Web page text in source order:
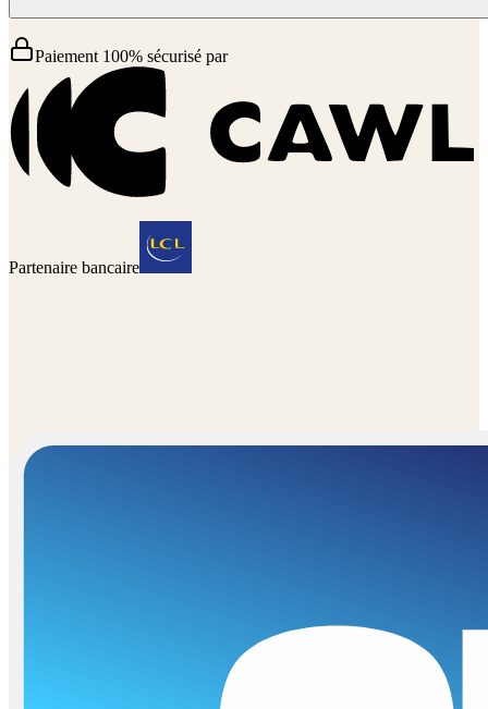
Paiement 100% sécurisé par
Partenaire bancaire